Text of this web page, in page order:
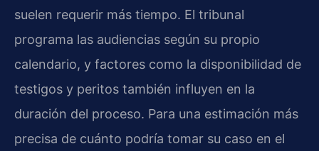
suelen requerir más tiempo. El tribunal
programa las audiencias según su propio
calendario, y factores como la disponibilidad de
testigos y peritos también influyen en la
duración del proceso. Para una estimación más
precisa de cuánto podría tomar su caso en el